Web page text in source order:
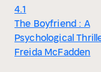
4.1
The Boyfriend : A
Psychological
Freida McFadden